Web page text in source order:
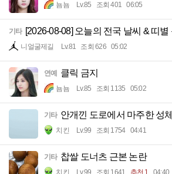
뇸뇸 Lv.85 조회 401 06:05
기타 [2026-08-08] 오늘의 전국 날씨 & 띠별
니얼굴제길 Lv.81 조회 626 05:02
연예 클릭 금지
뇸뇸 Lv.85 조회 1135 05:02
기타 안개낀 도로에서 마주한 성
치킨 Lv.99 조회 1754 04:41
기타 찹쌀 도너츠 근본 논란